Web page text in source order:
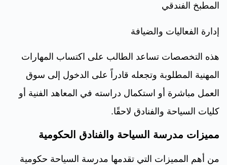
المطبخ الفندقي
إدارة الفعاليات والضيافة
هذه التخصصات تساعد الطالب على اكتساب المهارات
المهنية المطلوبة وتجعله قادراً على الدخول إلى سوق
العمل مباشرة أو استكمال دراسته في المعاهد الفنية أو
كليات السياحة والفنادق لاحقًا.
مميزات مدرسة السياحة والفنادق الحكومية
من أهم المميزات التي تقدمها مدرسة السياحة حكومية